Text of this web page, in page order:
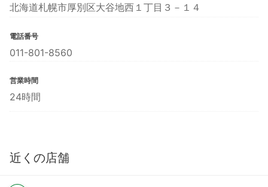
北海道札幌市厚別区大谷地西１丁目３－１４
電話番号
011-801-8560
営業時間
24時間
近くの店舗